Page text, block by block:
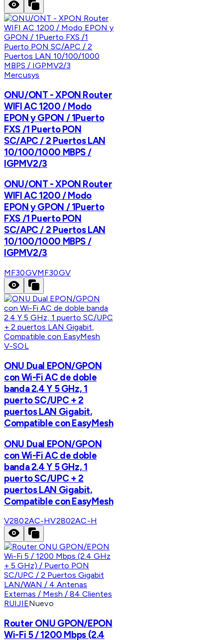
Mercusys
ONU/ONT - XPON Router
WIFI AC 1200 / Modo
EPON y GPON / 1Puerto
FXS /1 Puerto PON
SC/APC / 2 Puertos LAN
10/100/1000 MBPS /
IGPMV2/3
ONU/ONT - XPON Router
WIFI AC 1200 / Modo
EPON y GPON / 1Puerto
FXS /1 Puerto PON
SC/APC / 2 Puertos LAN
10/100/1000 MBPS /
IGPMV2/3
MF30GVMF30GV
V-SOL
ONU Dual EPON/GPON
con Wi-Fi AC de doble
banda 2.4 Y 5 GHz, 1
puerto SC/UPC + 2
puertos LAN Gigabit,
Compatible con EasyMesh
ONU Dual EPON/GPON
con Wi-Fi AC de doble
banda 2.4 Y 5 GHz, 1
puerto SC/UPC + 2
puertos LAN Gigabit,
Compatible con EasyMesh
V2802AC-HV2802AC-H
RUIJIENuevo
Router ONU GPON/EPON
Wi-Fi 5 / 1200 Mbps (2.4